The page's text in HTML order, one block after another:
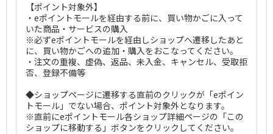
【ポイント対象外】
・eポイントモールを経由する前に、買い物かごに入って
いた商品・サービスの購入
※必ずeポイントモールを経由しショップへ遷移したあと
に、買い物かごへの追加・購入をおこなってください。
・注文の重複、虚偽、返品、未入金、キャンセル、受取拒
否、登録不備等
◆ショップページに遷移する直前のクリックが「eポイン
トモール」でない場合、ポイント対象外となります。
※直前にeポイントモール各ショップ詳細ページの「この
ショップに移動する」ボタンをクリックしてください。